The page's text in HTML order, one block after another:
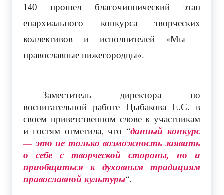
140 прошел благочиннический этап
епархиального конкурса творческих
коллективов и исполнителей «Мы –
православные нижегородцы».
Заместитель директора по
воспитательной работе Цыбакова Е.С. в
своем приветственном слове к участникам
и гостям отметила, что “данный конкурс
— это не только возможность заявить
о себе с творческой стороны, но и
приобщиться к духовным традициям
православной культуры“.